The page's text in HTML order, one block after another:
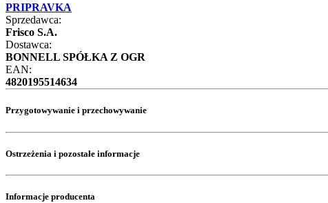
PRIPRAVKA
Sprzedawca:
Frisco S.A.
Dostawca:
BONNELL SPÓŁKA Z OGR
EAN:
4820195514634
Przygotowywanie i przechowywanie
Ostrzeżenia i pozostałe informacje
Informacje producenta